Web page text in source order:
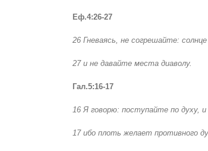
Еф.4:26-27
26 Гневаясь, не согрешайте:
27 и не давайте места диаволу.
Гал.5:16-17
16 Я говорю: поступайте по духу,
17 ибо плоть желает противного